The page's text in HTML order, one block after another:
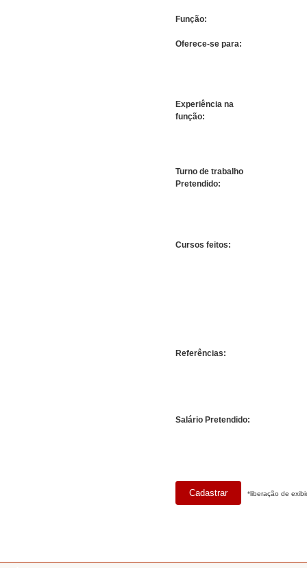
Função:
Oferece-se para:
Experiência na
função:
Turno de trabalho
Pretendido:
Cursos feitos:
Referências:
Salário Pretendido:
*liberação de